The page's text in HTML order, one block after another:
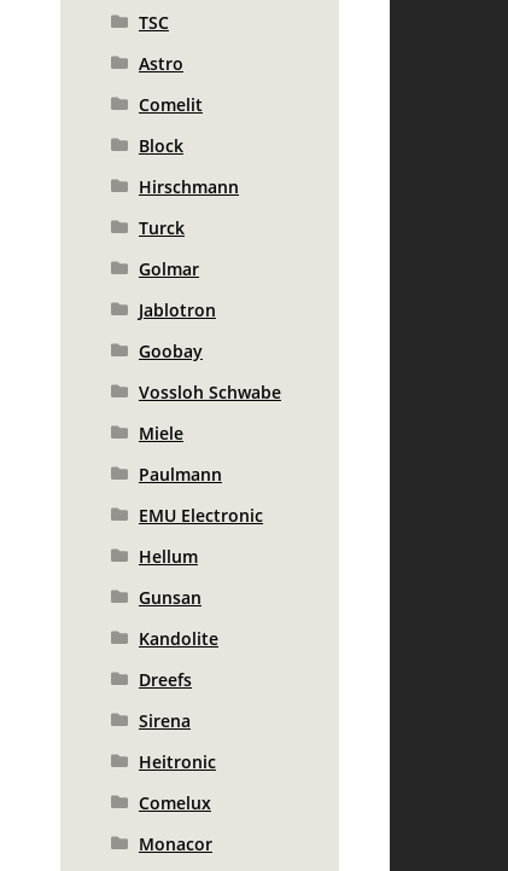
TSC
Astro
Comelit
Block
Hirschmann
Turck
Golmar
Jablotron
Goobay
Vossloh Schwabe
Miele
Paulmann
EMU Electronic
Hellum
Gunsan
Kandolite
Dreefs
Sirena
Heitronic
Comelux
Monacor